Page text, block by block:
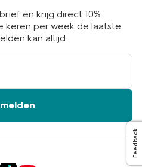
en krijg direct 10%
keren per week de laatste
kan altijd.
Feedback